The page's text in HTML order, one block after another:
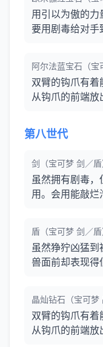
用引以为傲的
要用剧毒给对手
阿尔法蓝宝石（宝
双臂的钩爪有
从钩爪的前端放
第八世代
剑（宝可梦 剑／盾
虽然拥有剧毒
用。会用能敲烂
盾（宝可梦 剑／盾
虽然狰狞凶猛
兽面前却表现得
晶灿钻石（宝可梦
双臂的钩爪有
从钩爪的前端放